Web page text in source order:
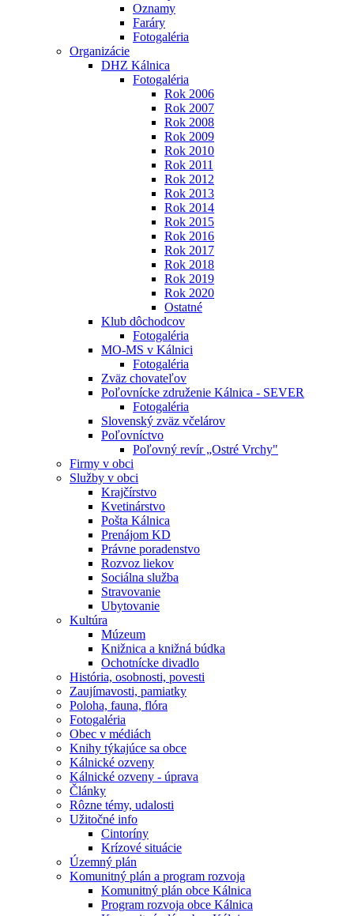
Oznamy
Faráry
Fotogaléria
Organizácie
DHZ Kálnica
Fotogaléria
Rok 2006
Rok 2007
Rok 2008
Rok 2009
Rok 2010
Rok 2011
Rok 2012
Rok 2013
Rok 2014
Rok 2015
Rok 2016
Rok 2017
Rok 2018
Rok 2019
Rok 2020
Ostatné
Klub dôchodcov
Fotogaléria
MO-MS v Kálnici
Fotogaléria
Zväz chovateľov
Poľovnícke združenie Kálnica - SEVER
Fotogaléria
Slovenský zväz včelárov
Poľovníctvo
Poľovný revír „Ostré Vrchy"
Firmy v obci
Služby v obci
Krajčírstvo
Kvetinárstvo
Pošta Kálnica
Prenájom KD
Právne poradenstvo
Rozvoz liekov
Sociálna služba
Stravovanie
Ubytovanie
Kultúra
Múzeum
Knižnica a knižná búdka
Ochotnícke divadlo
História, osobnosti, povesti
Zaujímavosti, pamiatky
Poloha, fauna, flóra
Fotogaléria
Obec v médiách
Knihy týkajúce sa obce
Kálnické ozveny
Kálnické ozveny - úprava
Články
Rôzne témy, udalosti
Užitočné info
Cintoríny
Krízové situácie
Územný plán
Komunitný plán a program rozvoja
Komunitný plán obce Kálnica
Program rozvoja obce Kálnica